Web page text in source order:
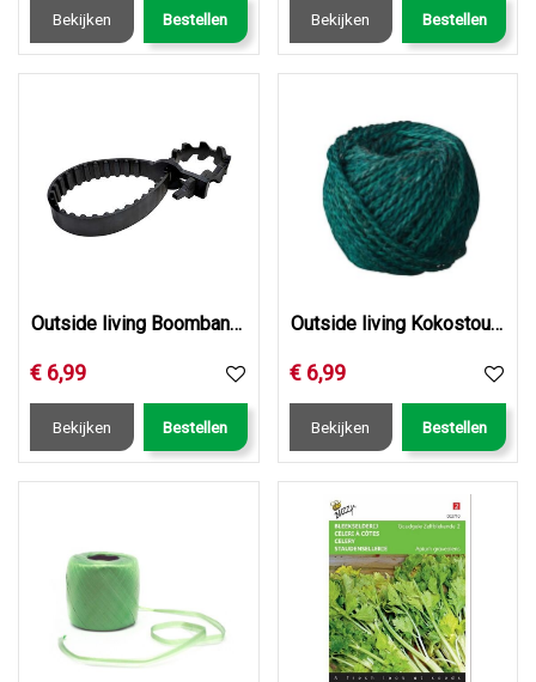
Bekijken Bestellen Bekijken Bestellen
Outside living Boomband rattenstaartsl. l90cm
€ 6,99
Bekijken Bestellen
Outside living Kokostouw groen d3.5mml50m
€ 6,99
Bekijken Bestellen